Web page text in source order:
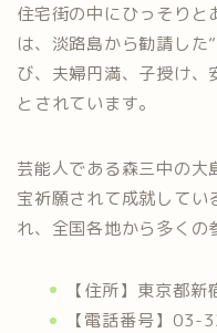
住宅街の中にひっそりと
は、淡路島から勧請した
び、夫婦円満、子授け、
とされています。
芸能人である森三中の
宝祈願されて成就してい
れ、全国各地から多くの
【住所】東京都
【電話番号】